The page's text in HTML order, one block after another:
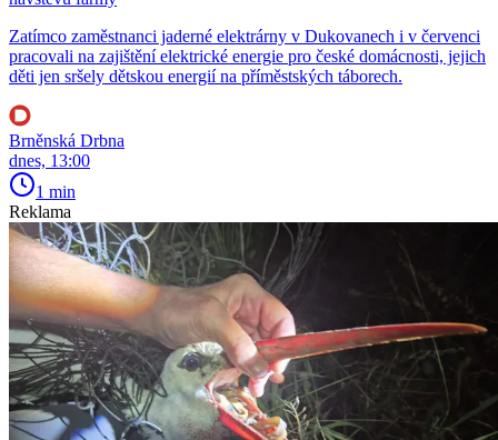
Zatímco zaměstnanci jaderné elektrárny v Dukovanech i v červenci
pracovali na zajištění elektrické energie pro české domácnosti, jejich
děti jen sršely dětskou energií na příměstských táborech.
Brněnská Drbna
dnes, 13:00
1 min
Reklama